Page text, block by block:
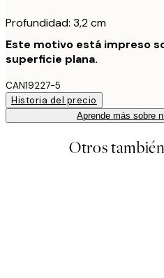
Profundidad: 3,2 cm
Este motivo está impreso
superficie plana.
CAN19227-5
Historia del precio
Aprende más sobre
Otros